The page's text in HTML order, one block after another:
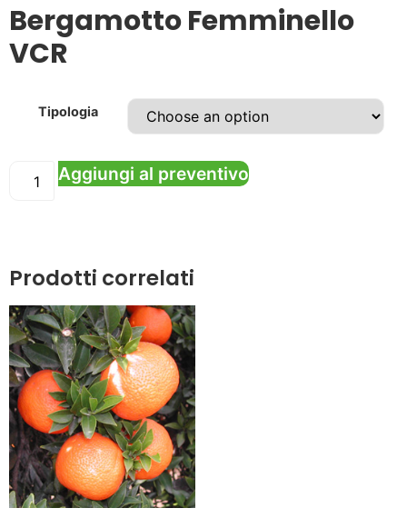
Bergamotto Femminello
VCR
Tipologia
Aggiungi al preventivo
Prodotti correlati